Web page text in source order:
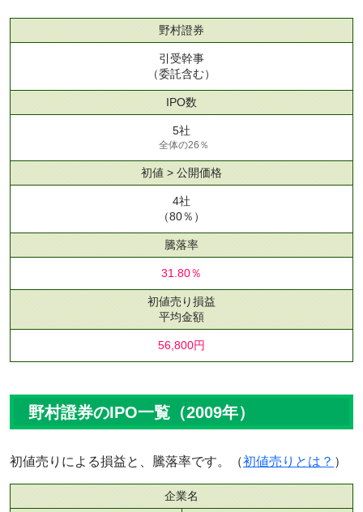
野村證券
引受幹事
（委託含む）
IPO数
5社
全体の26％
初値 > 公開価格
4社
（80％）
騰落率
31.80％
初値売り損益
平均金額
56,800円
野村證券のIPO一覧（2009年）
初値売りによる損益と、騰落率です。（初値売りとは？ ）
企業名